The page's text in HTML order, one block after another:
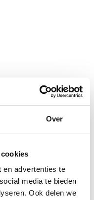
Over
en advertenties te
media te bieden
Ook delen we